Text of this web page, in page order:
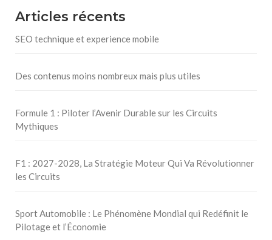
Articles récents
SEO technique et experience mobile
Des contenus moins nombreux mais plus utiles
Formule 1 : Piloter l’Avenir Durable sur les Circuits
Mythiques
F1 : 2027-2028, La Stratégie Moteur Qui Va Révolutionner
les Circuits
Sport Automobile : Le Phénomène Mondial qui Redéfinit le
Pilotage et l’Économie